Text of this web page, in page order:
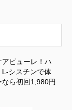
ピューレ！ハ
L-シスチンで体
ら初回1,980円